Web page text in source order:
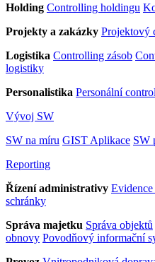
Holding Controlling holdingu
Projekty a zakázky Projektový
Logistika Controlling zásob
logistiky
Personalistika Personální
Vývoj SW
SW na míru GIST Aplikace SW
Reporting
Řízení administrativy
schránky
Správa majetku Správa objektů
obnovy Povodňový informační